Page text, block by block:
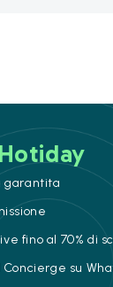
Hotiday
garantita
fino al 70% di
su